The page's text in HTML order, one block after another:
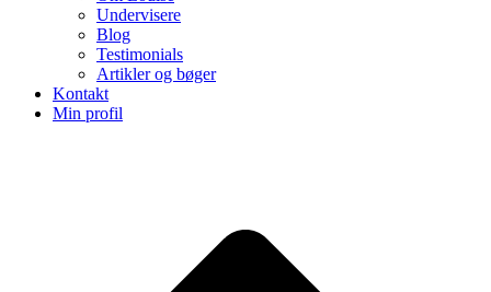
Undervisere
Blog
Testimonials
Artikler og bøger
Kontakt
Min profil